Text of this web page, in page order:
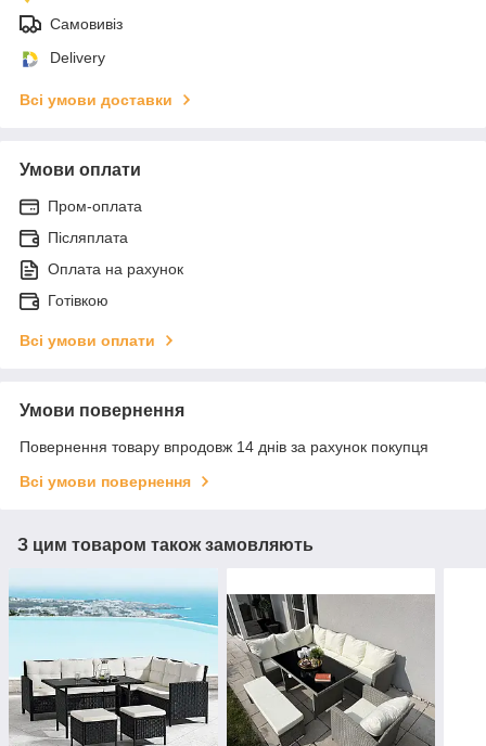
Самовивіз
Delivery
Всі умови доставки
Умови оплати
Пром-оплата
Післяплата
Оплата на рахунок
Готівкою
Всі умови оплати
Умови повернення
Повернення товару впродовж 14 днів за рахунок покупця
Всі умови повернення
З цим товаром також замовляють